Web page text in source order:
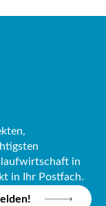
in
in Ihr Postfach.